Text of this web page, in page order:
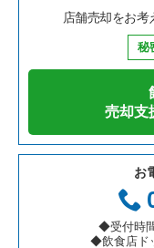
鉄板焼き・お好み焼
カフェの居抜き売却
テイクアウトの居抜
お弁当・惣菜・デリ
カラオケ・パブ・ス
兵庫県の飲食店の居
愛知県の飲食店の居
岐阜県の飲食店の居
三重県の飲食店の居
神戸市中央区の飲食
伊丹市の飲食店の居
神戸市兵庫区の飲食
神戸市東灘区の飲食
明石市の飲食店の居
兵庫県のそば・うど
兵庫県の焼肉の居抜
兵庫県の鉄板焼き・
兵庫県のアジア料理
兵庫県のカフェの居
神戸市中央区の焼肉
神戸市中央区のアジ
神戸市中央区のテイ
神戸市中央区のカラ
店舗売却をお考
秘
売却支
お
◆受付時
◆飲食店ド